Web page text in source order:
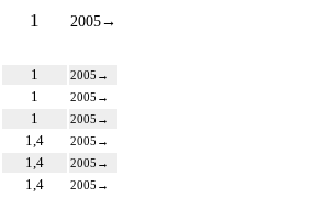
1 2005→
1 2005 →
1 2005 →
1 2005 →
1,4 2005 →
1,4 2005 →
1,4 2005 →